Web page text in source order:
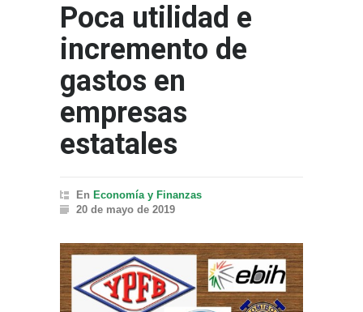
Poca utilidad e
incremento de
gastos en
empresas
estatales
En Economía y Finanzas
20 de mayo de 2019